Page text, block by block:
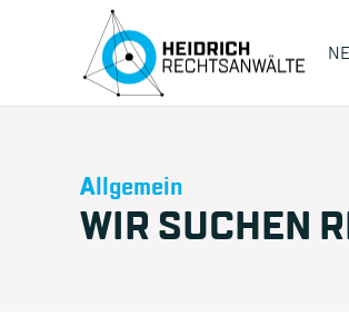
Allgemein
WIR SUCHEN